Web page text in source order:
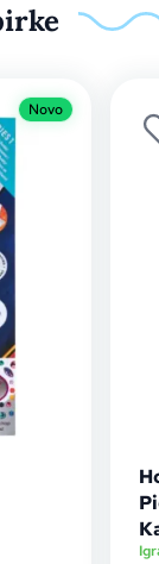
Novo